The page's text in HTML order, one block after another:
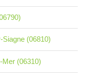
Siagne (06810)
Mer (06310)